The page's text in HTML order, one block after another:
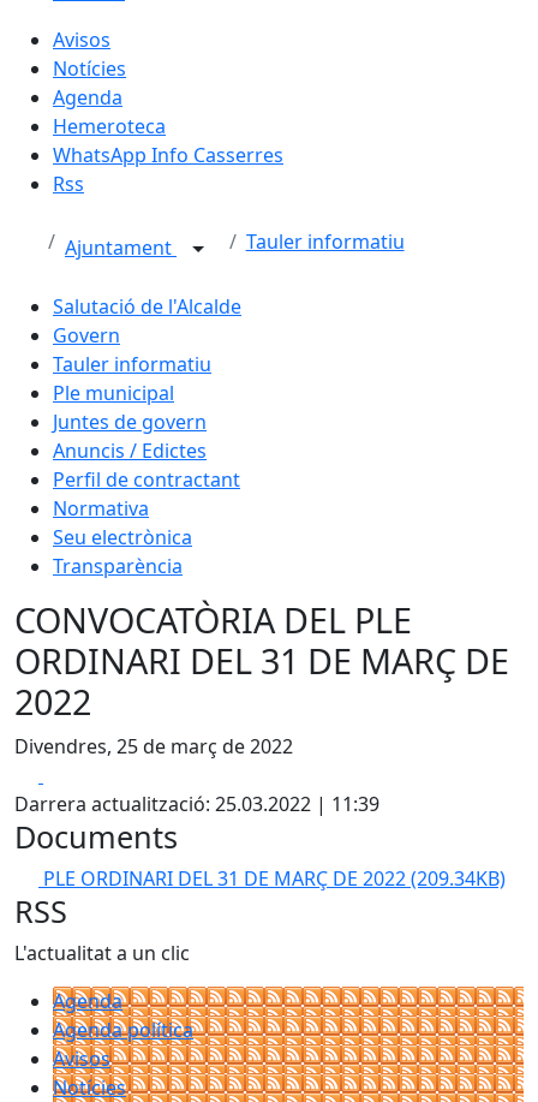
Avisos
Notícies
Agenda
Hemeroteca
WhatsApp Info Casserres
Rss
Ajuntament Tauler informatiu
Salutació de l'Alcalde
Govern
Tauler informatiu
Ple municipal
Juntes de govern
Anuncis / Edictes
Perfil de contractant
Normativa
Seu electrònica
Transparència
CONVOCATÒRIA DEL PLE
ORDINARI DEL 31 DE MARÇ DE
2022
Divendres, 25 de març de 2022
Darrera actualització: 25.03.2022 | 11:39
Documents
PLE ORDINARI DEL 31 DE MARÇ DE 2022(209.34KB)
RSS
L'actualitat a un clic
Agenda
Agenda política
Avisos
Notícies